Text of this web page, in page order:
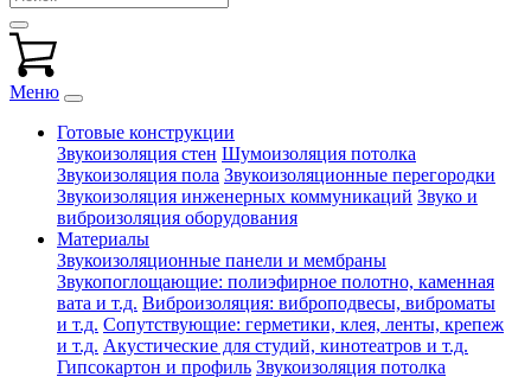
Меню
Готовые конструкции
Звукоизоляция стен Шумоизоляция потолка
Звукоизоляция пола Звукоизоляционные перегородки
Звукоизоляция инженерных коммуникаций Звуко и
виброизоляция оборудования
Материалы
Звукоизоляционные панели и мембраны
Звукопоглощающие: полиэфирное полотно, каменная
вата и т.д. Виброизоляция: виброподвесы, виброматы
и т.д. Сопутствующие: герметики, клея, ленты, крепеж
и т.д. Акустические для студий, кинотеатров и т.д.
Гипсокартон и профиль Звукоизоляция потолка